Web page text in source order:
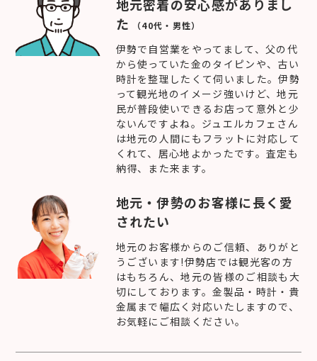
地元密着の安心感がありまし
た
（40代・男性）
伊勢で自営業をやってまして、父の代
から使っていた金のタイピンや、古い
時計を整理したくて伺いました。伊勢
って観光地のイメージ強いけど、地元
民が普段使いできるお店って意外と少
ないんですよね。ジュエルカフェさん
は地元の人間にもフラットに対応して
くれて、居心地よかったです。査定も
納得、また来ます。
地元・伊勢のお客様に長く愛
されたい
地元のお客様からのご信頼、ありがと
うございます!伊勢店では観光客の方
はもちろん、地元の皆様のご相談も大
切にしております。金製品・時計・貴
金属まで幅広く対応いたしますので、
お気軽にご相談ください。